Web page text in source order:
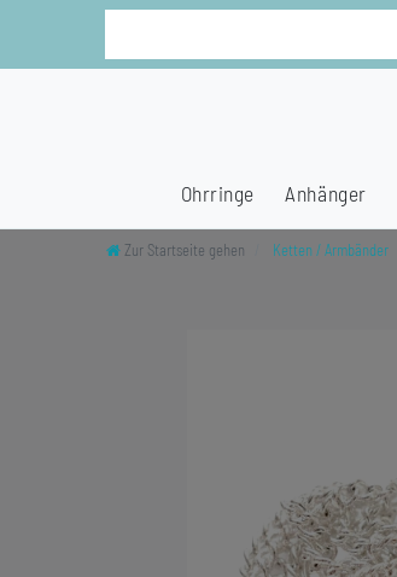
Ohrringe Anhänger
Zur Startseite gehen Ketten / Armbänder